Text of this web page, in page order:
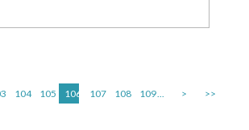
104 105 106 107 108 109... > >>